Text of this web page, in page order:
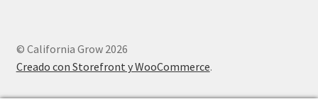
© California Grow 2026
Creado con Storefront y WooCommerce.